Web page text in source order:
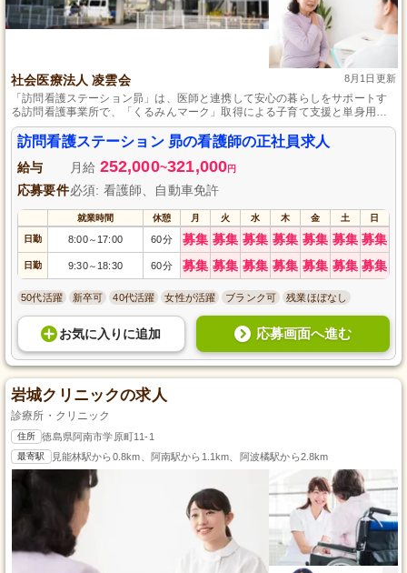
社会医療法人 凌雲会 8月1日更新
「訪問看護ステーション昴」は、医師と連携して安心の暮らしをサポートす
る訪問看護事業所で、「くるみんマーク」取得による子育て支援と単身用住
宅が特徴です。
訪問看護ステーション 昴の看護師の正社員求人
給与 月給 252,000~321,000円
応募要件必須: 看護師、自動車免許
就業時間 休憩 月 火 水 木 金 土 日
日勤 8:00～ 17:00 60分 募集 募集 募集 募集 募集 募集 募集
日勤 9:30～ 18:30 60分 募集 募集 募集 募集 募集 募集 募集
50代活躍 新卒可 40代活躍 女性が活躍 ブランク可 残業ほぼなし
お気に入り に追加 応募画面へ進む
岩城クリニックの求人
診療所・クリニック
住所 徳島県阿南市学原町11-1
最寄駅 見能林駅から0.8km、阿南駅から1.1km、阿波橘駅から2.8km